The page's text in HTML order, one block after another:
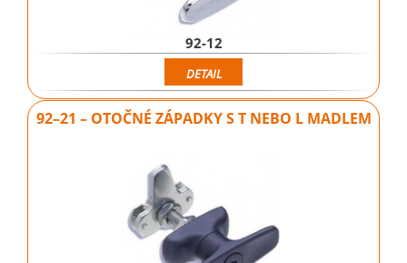
92-12
DETAIL
92–21 – OTOČNÉ ZÁPADKY S T NEBO L MADLEM